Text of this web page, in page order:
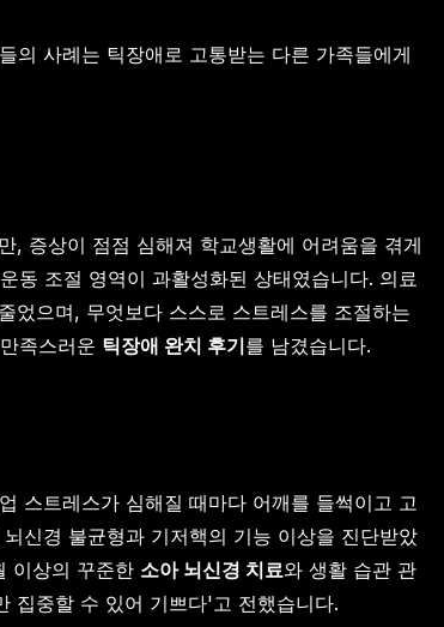
의 사례는 틱장애로 고통받는 다른 가족들에게
, 증상이 점점 심해져 학교생활에 어려움을 겪게
동 조절 영역이 과활성화된 상태였습니다. 의료
었으며, 무엇보다 스스로 스트레스를 조절하는
족스러운 틱장애 완치 후기를 남겼습니다.
스트레스가 심해질 때마다 어깨를 들썩이고 고
신경 불균형과 기저핵의 기능 이상을 진단받았
이상의 꾸준한 소아 뇌신경 치료와 생활 습관 관
집중할 수 있어 기쁘다'고 전했습니다.